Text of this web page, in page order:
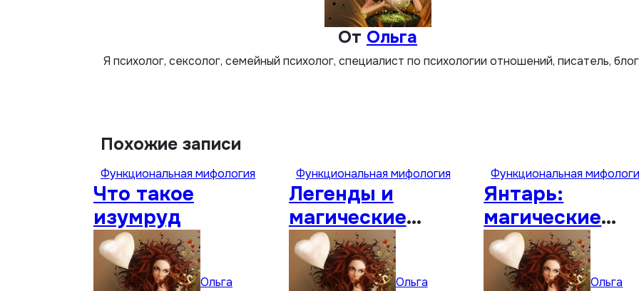
От Ольга
Я психолог, сексолог, семейный психолог, специалист по психологии отношений, писатель,
Похожие записи
Функциональная мифология
Что такое
изумруд
Ольга
Функциональная мифология
Легенды и
магические
свойства
граната
Ольга
Функциональная
Янтарь:
магические
свойства
Ольга